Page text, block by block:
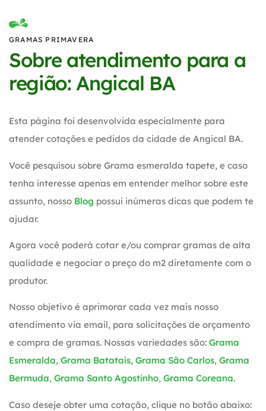
GRAMAS PRIMAVERA
Sobre atendimento para a
região: Angical BA
Esta página foi desenvolvida especialmente para
atender cotações e pedidos da cidade de Angical BA.
Você pesquisou sobre Grama esmeralda tapete, e caso
tenha interesse apenas em entender melhor sobre este
assunto, nosso Blog possui inúmeras dicas que podem te
ajudar.
Agora você poderá cotar e/ou comprar gramas de alta
qualidade e negociar o preço do m2 diretamente com o
produtor.
Nosso objetivo é aprimorar cada vez mais nosso
atendimento via email, para solicitações de orçamento
e compra de gramas. Nossas variedades são: Grama
Esmeralda, Grama Batatais, Grama São Carlos, Grama
Bermuda, Grama Santo Agostinho, Grama Coreana.
Caso deseje obter uma cotação, clique no botão abaixo: